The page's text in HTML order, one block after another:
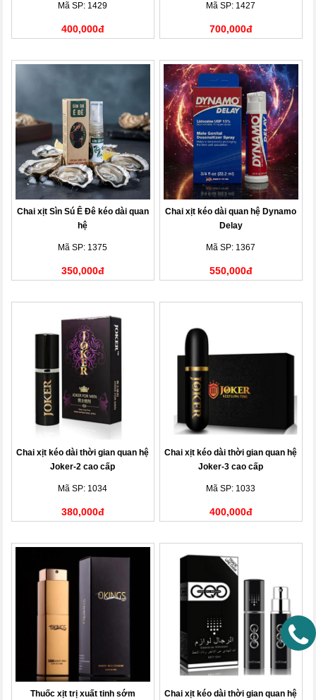
Mã SP: 1429
400,000đ
Mã SP: 1427
700,000đ
Chai xịt Sìn Sú Ê Đê kéo dài quan
hệ
Mã SP: 1375
350,000đ
Chai xịt kéo dài quan hệ Dynamo
Delay
Mã SP: 1367
550,000đ
Chai xịt kéo dài thời gian quan hệ
Joker-2 cao cấp
Mã SP: 1034
380,000đ
Chai xịt kéo dài thời gian quan hệ
Joker-3 cao cấp
Mã SP: 1033
400,000đ
Thuốc xịt trị xuất tinh sớm Chai xịt kéo dài thời gian quan hệ